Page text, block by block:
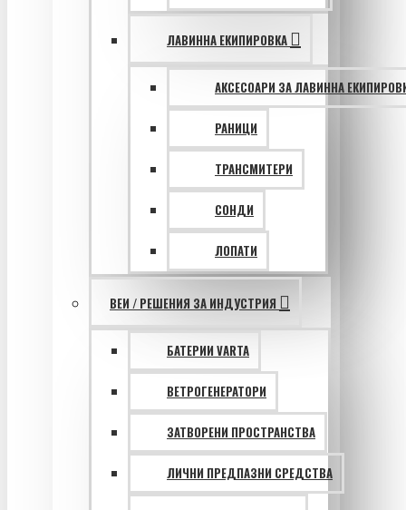
ЛАВИННА ЕКИПИРОВКА
АКСЕСОАРИ ЗА ЛАВИННА
РАНИЦИ
ТРАНСМИТЕРИ
СОНДИ
ЛОПАТИ
ВЕИ / РЕШЕНИЯ ЗА ИНДУСТРИЯ
БАТЕРИИ VARTA
ВЕТРОГЕНЕРАТОРИ
ЗАТВОРЕНИ ПРОСТРАНСТВА
ЛИЧНИ ПРЕДПАЗНИ СРЕДСТВА